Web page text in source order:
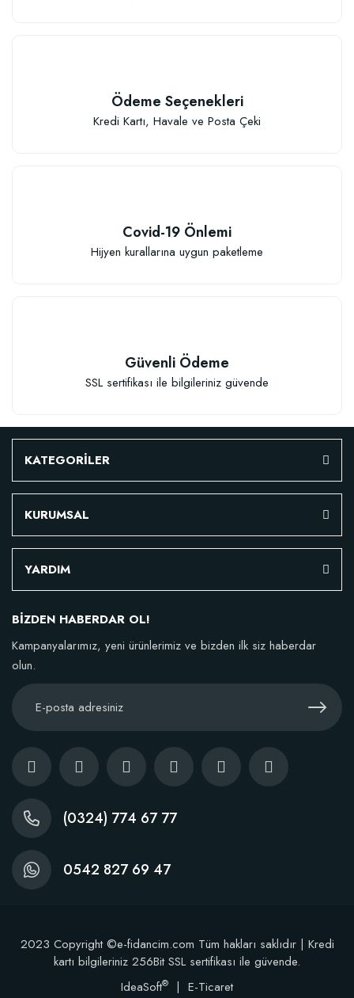
Ödeme Seçenekleri
Kredi Kartı, Havale ve Posta Çeki
Covid-19 Önlemi
Hijyen kurallarına uygun paketleme
Güvenli Ödeme
SSL sertifikası ile bilgileriniz güvende
KATEGORİLER
KURUMSAL
YARDIM
BİZDEN HABERDAR OL!
Kampanyalarımız, yeni ürünlerimiz ve bizden ilk siz haberdar
olun.
(0324) 774 67 77
0542 827 69 47
2023 Copyright ©e-fidancim.com Tüm hakları saklıdır | Kredi
kartı bilgileriniz 256Bit SSL sertifikası ile güvende.
IdeaSoft® | E-Ticaret